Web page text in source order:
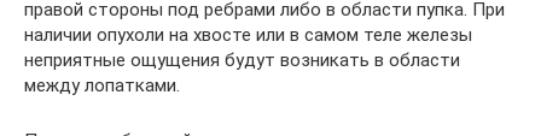
правой стороны под ребрами либо в области пупка. При
наличии опухоли на хвосте или в самом теле железы
неприятные ощущения будут возникать в области
между лопатками.